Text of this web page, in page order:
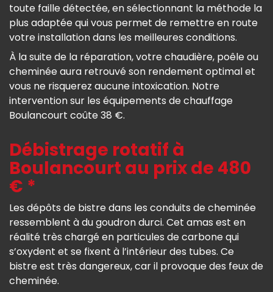
toute faille détectée, en sélectionnant la méthode la
plus adaptée qui vous permet de remettre en route
votre installation dans les meilleures conditions.
À la suite de la réparation, votre chaudière, poêle ou
cheminée aura retrouvé son rendement optimal et
vous ne risquerez aucune intoxication. Notre
intervention sur les équipements de chauffage
Boulancourt coûte 38 €.
Débistrage rotatif à
Boulancourt au prix de 480
€ *
Les dépôts de bistre dans les conduits de cheminée
ressemblent à du goudron durci. Cet amas est en
réalité très chargé en particules de carbone qui
s’oxydent et se fixent à l’intérieur des tubes. Ce
bistre est très dangereux, car il provoque des feux de
cheminée.